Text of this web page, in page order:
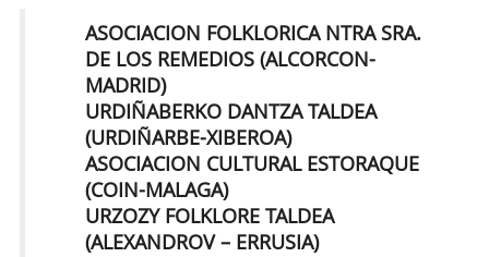
ASOCIACION FOLKLORICA NTRA SRA.
DE LOS REMEDIOS (ALCORCON-
MADRID)
URDIÑABERKO DANTZA TALDEA
(URDIÑARBE-XIBEROA)
ASOCIACION CULTURAL ESTORAQUE
(COIN-MALAGA)
URZOZY FOLKLORE TALDEA
(ALEXANDROV – ERRUSIA)